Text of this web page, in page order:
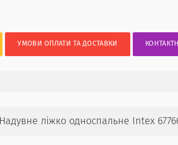
УМОВИ ОПЛАТИ ТА ДОСТАВКИ
Надувне ліжко односпальне Intex